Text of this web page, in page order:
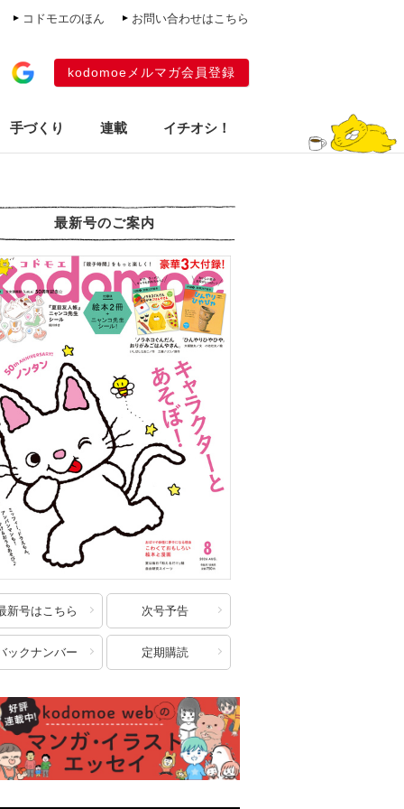
コドモエのほん お問い合わせはこちら
kodomoeメルマガ会員登録
手づくり 連載 イチオシ！
最新号のご案内
新号はこちら 次号予告
ックナンバー 定期購読